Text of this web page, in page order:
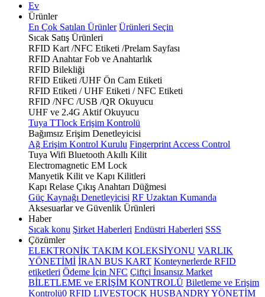
Ev
Ürünler
En Çok Satılan Ürünler Ürünleri Seçin
Sıcak Satış Ürünleri
RFID Kart /NFC Etiketi /Prelam Sayfası
RFID Anahtar Fob ve Anahtarlık
RFID Bilekliği
RFID Etiketi /UHF Ön Cam Etiketi
RFID Etiketi / UHF Etiketi / NFC Etiketi
RFID /NFC /USB /QR Okuyucu
UHF ve 2.4G Aktif Okuyucu
Tuya TTlock Erişim Kontrolü
Bağımsız Erişim Denetleyicisi
Ağ Erişim Kontrol Kurulu Fingerprint Access Control
Tuya Wifi Bluetooth Akıllı Kilit
Electromagnetic EM Lock
Manyetik Kilit ve Kapı Kilitleri
Kapı Relase Çıkış Anahtarı Düğmesi
Güç Kaynağı Denetleyicisi RF Uzaktan Kumanda
Aksesuarlar ve Güvenlik Ürünleri
Haber
Sıcak konu Şirket Haberleri Endüstri Haberleri SSS
Çözümler
ELEKTRONİK TAKIM KOLEKSİYONU VARLIK
YÖNETİMİ İRAN BUS KART Konteynerlerde RFID
etiketleri Ödeme İçin NFC Çiftçi İnsansız Market
BİLETLEME ve ERİŞİM KONTROLÜ Biletleme ve Erişim
Kontrolü0 RFID LIVESTOCK HUSBANDRY YÖNETİM